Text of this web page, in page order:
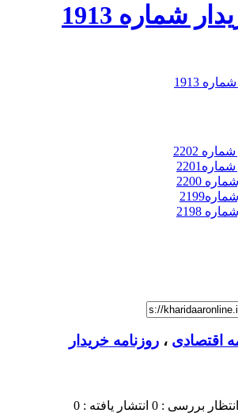
شماره 1913
1913
2202
2200
2198
اقتصادی ، روزنامه خریدار
بررسی : 0 انتشار یافته : 0